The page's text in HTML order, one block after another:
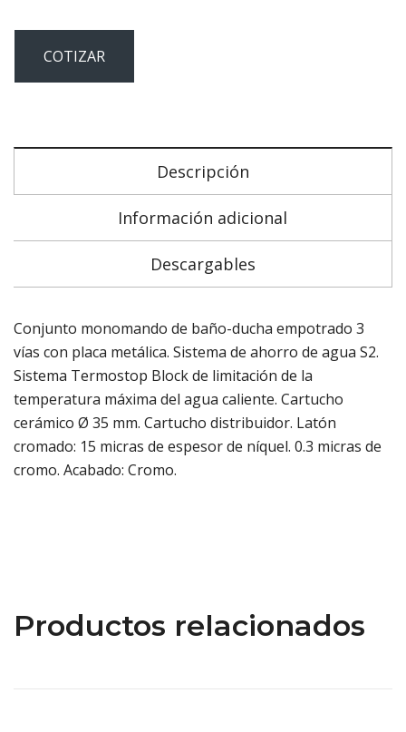
COTIZAR
Descripción
Información adicional
Descargables
Conjunto monomando de baño-ducha empotrado 3
vías con placa metálica. Sistema de ahorro de agua S2.
Sistema Termostop Block de limitación de la
temperatura máxima del agua caliente. Cartucho
cerámico Ø 35 mm. Cartucho distribuidor. Latón
cromado: 15 micras de espesor de níquel. 0.3 micras de
cromo. Acabado: Cromo.
Productos relacionados